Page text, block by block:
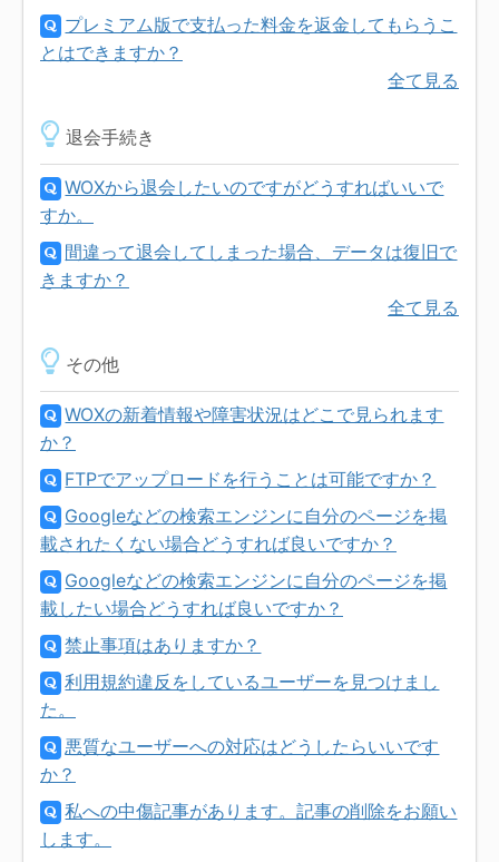
プレミアム版で支払った料金を返金してもらうこ
とはできますか？
全て見る
退会手続き
WOXから退会したいのですがどうすればいいで
すか。
間違って退会してしまった場合、データは復旧で
きますか？
全て見る
その他
WOXの新着情報や障害状況はどこで見られます
か？
FTPでアップロードを行うことは可能ですか？
Googleなどの検索エンジンに自分のページを掲
載されたくない場合どうすれば良いですか？
Googleなどの検索エンジンに自分のページを掲
載したい場合どうすれば良いですか？
禁止事項はありますか？
利用規約違反をしているユーザーを見つけまし
た。
悪質なユーザーへの対応はどうしたらいいです
か？
私への中傷記事があります。記事の削除をお願い
します。